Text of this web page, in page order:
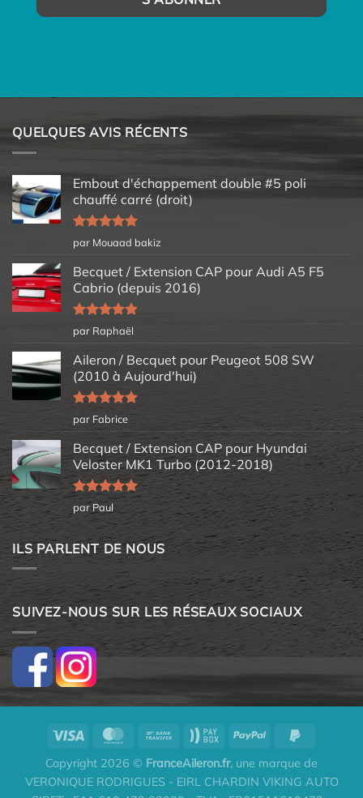
QUELQUES AVIS RÉCENTS
Embout d'échappement double #5 poli
chauffé carré (droit)
Note5sur
5
par Mouaad bakiz
Becquet / Extension CAP pour Audi A5 F5
Cabrio (depuis 2016)
Note5sur
5
par Raphaël
Aileron / Becquet pour Peugeot 508 SW
(2010 à Aujourd'hui)
Note5sur
5
par Fabrice
Becquet / Extension CAP pour Hyundai
Veloster MK1 Turbo (2012-2018)
Note5sur
5
par Paul
ILS PARLENT DE NOUS
SUIVEZ-NOUS SUR LES RÉSEAUX SOCIAUX
Copyright 2026 © FranceAileron.fr, une marque de
VERONIQUE RODRIGUES - EIRL CHARDIN VIKING AUTO